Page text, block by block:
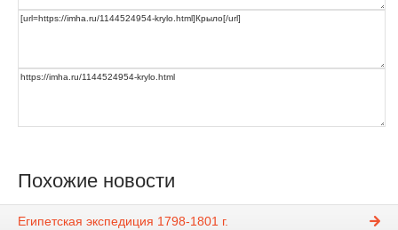
Похожие новости
Египетская экспедиция 1798-1801 г.